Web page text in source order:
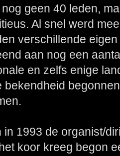
geen 40 leden,
Al snel werd
verschillende
aan nog een
en zelfs enige
bekendheid
in 1993 de organist/
koor kreeg begon